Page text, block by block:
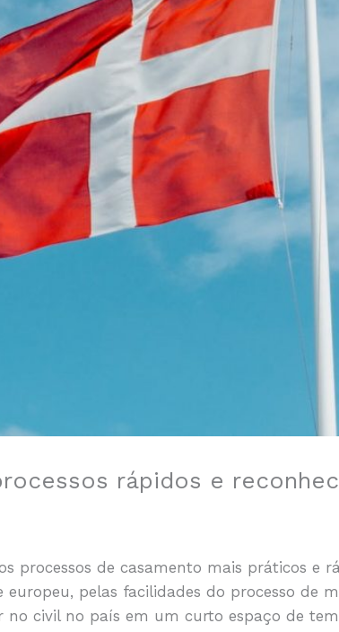
rápidos e
processos de casamento mais práticos e
pelas facilidades do processo de
no civil no país em um curto espaço de